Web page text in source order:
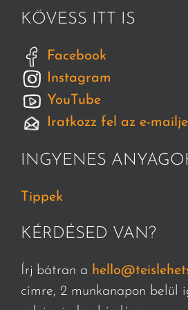
KÖVESS ITT IS
Facebook
Instagram
YouTube
Iratkozz fel az e-
INGYENES
Tippek
KÉRDÉSED VAN?
Írj bátran a
címre, 2 munkanapon belül